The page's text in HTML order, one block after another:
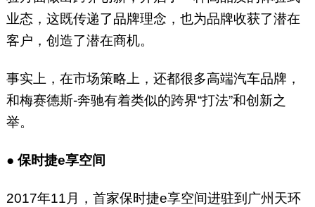
业态，这既传递了品牌理念，也为品牌收获了潜在
客户，创造了潜在商机。
事实上，在市场策略上，还都很多高端汽车品牌，
和梅赛德斯-奔驰有着类似的跨界“打法”和创新之
举。
● 保时捷e享空间
2017年11月，首家保时捷e享空间进驻到广州天环